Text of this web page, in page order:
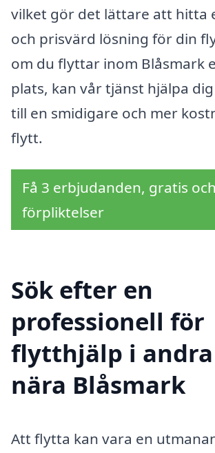
vilket gör det lättare att hitta
och prisvärd lösning för din
om du flyttar inom Blåsmark
plats, kan vår tjänst hjälpa
till en smidigare och mer
flytt.
Få 3 erbjudanden, gratis
förpliktelser
Sök efter en
professionell för
flytthjälp i
nära Blåsmark
Att flytta kan vara en